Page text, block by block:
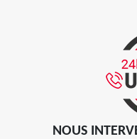
NOUS